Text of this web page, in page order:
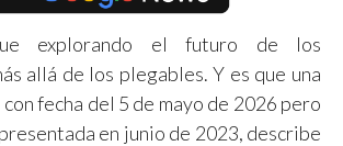
explorando el futuro de los
allá de los plegables. Y es que una
fecha del 5 de mayo de 2026 pero
en junio de 2023, describe